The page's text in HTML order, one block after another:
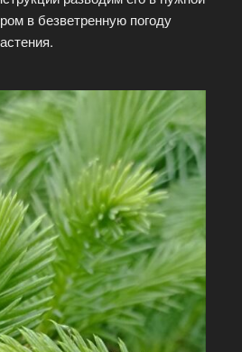
в безветренную погоду